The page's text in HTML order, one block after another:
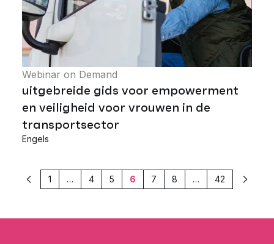
Webinar on Demand
uitgebreide gids voor empowerment
en veiligheid voor vrouwen in de
transportsector
Engels
Vorige1 … 4 5 6 7 8 … 42